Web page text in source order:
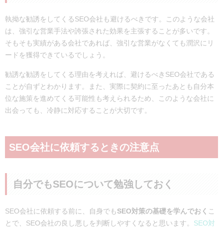
執拗な勧誘をしてくるSEO会社も避けるべきです。このような会社
は、強引な営業手法や誇張された効果を主張することが多いです。
そもそも実績がある会社であれば、強引な営業がなくても潤沢にリ
ードを獲得できているでしょう。
勧誘な勧誘をしてくる理由を考えれば、避けるべきSEO会社である
ことが自ずとわかります。また、実際に契約に至ったあとも自分本
位な施策を進めてくる可能性も考えられるため、このような会社に
出会っても、冷静に対応することが大切です。
SEO会社に依頼するときの注意点
自分でもSEOについて勉強しておく
SEO会社に依頼する前に、自身でもSEO対策の基礎を学んでおく こ
とで、SEO会社の良し悪しを判断しやすくなると思います。 SEO対